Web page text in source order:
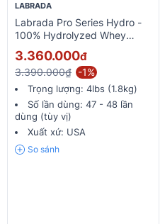
LABRADA
Labrada Pro Series Hydro -
100% Hydrolyzed Whey
Protein Isolate 4lbs
3.360.000đ
3.390.000₫ -1%
Trọng lượng: 4lbs (1.8kg)
Số lần dùng: 47 - 48 lần
dùng (tùy vị)
Xuất xứ: USA
So sánh